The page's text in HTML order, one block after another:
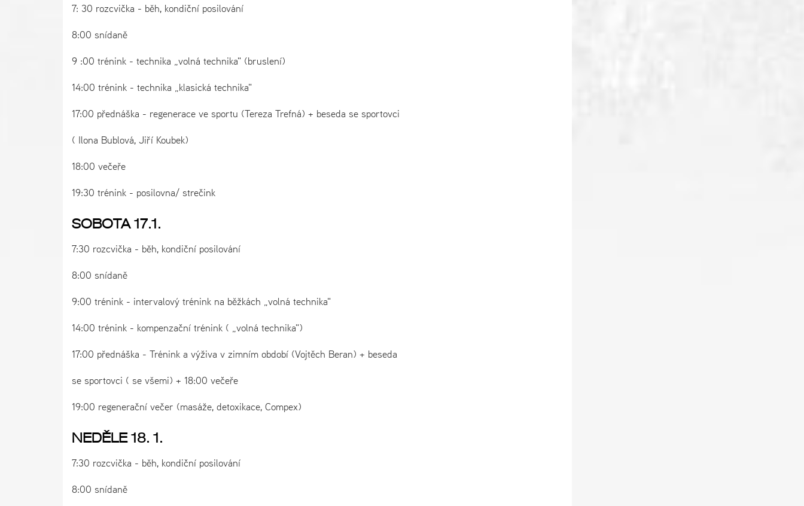
7: 30 rozcvička - běh, kondiční posilování
8:00 snídaně
9 :00 trénink - technika „volná technika" (bruslení)
14:00 trénink - technika „klasická technika"
17:00 přednáška - regenerace ve sportu (Tereza Trefná) + beseda se sportovci
( Ilona Bublová, Jiří Koubek)
18:00 večeře
19:30 trénink - posilovna/ strečink
SOBOTA 17.1.
7:30 rozcvička - běh, kondiční posilování
8:00 snídaně
9:00 trénink - intervalový trénink na běžkách „volná technika"
14:00 trénink - kompenzační trénink ( „volná technika")
17:00 přednáška - Trénink a výživa v zimním období (Vojtěch Beran) + beseda
se sportovci ( se všemi) + 18:00 večeře
19:00 regenerační večer (masáže, detoxikace, Compex)
NEDĚLE 18. 1.
7:30 rozcvička - běh, kondiční posilování
8:00 snídaně